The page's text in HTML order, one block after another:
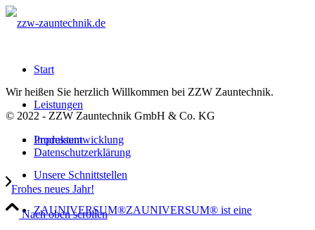
Start
Leistungen
Produktentwicklung
Unsere Schnittstellen
ZAUNIVERSUM®ZAUNIVERSUM® ist eine
Wir heißen Sie herzlich Willkommen bei ZZW Zauntechnik.
© 2022 - ZZW Zauntechnik GmbH & Co. KG
Impressum
Datenschutzerklärung
Frohes neues Jahr!
Nach oben scrollen